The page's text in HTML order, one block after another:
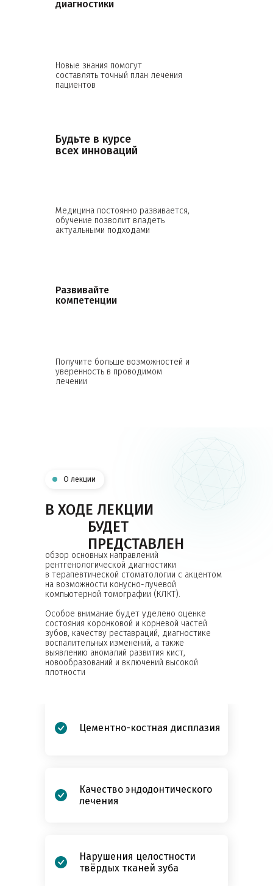
Будьте в курсе
всех инноваций
Медицина постоянно развивается,
обучение позволит владеть
актуальными подходами
диагностики
Новые знания помогут
составлять точный план лечения
пациентов
Развивайте
компетенции
Получите больше возможностей и
уверенность в проводимом
лечении
О лекции
В ХОДЕ ЛЕКЦИИ
БУДЕТ
ПРЕДСТАВЛЕН
обзор основных направлений
рентгенологической диагностики
в терапевтической стоматологии с акцентом
на возможности конусно-лучевой
компьютерной томографии (КЛКТ).
Особое внимание будет уделено оценке
состояния коронковой и корневой частей
зубов, качеству реставраций, диагностике
воспалительных изменений, а также
выявлению аномалий развития кист,
новообразований и включений высокой
плотности
РЕНТГЕНОСЕМИОТИКУ
Изменения коронковой
части зуба
Реставрации
коронковой части
Периодонтальные и
пародонтальные поражения
Цементно-костная дисплазия
Качество эндодонтического
лечения
Нарушения целостности
твёрдых тканей зуба